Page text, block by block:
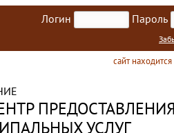
Логин Пароль
сайт
ПРЕДОСТАВЛЕНИЯ
УСЛУГ